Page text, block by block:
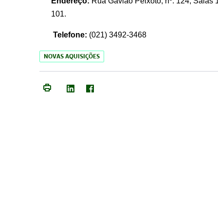
101.
Telefone: (021) 3492-3468
NOVAS AQUISIÇÕES